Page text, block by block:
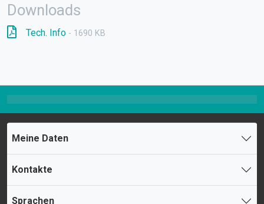
Downloads
Tech. Info - 1690 KB
Meine Daten
Kontakte
Sprachen